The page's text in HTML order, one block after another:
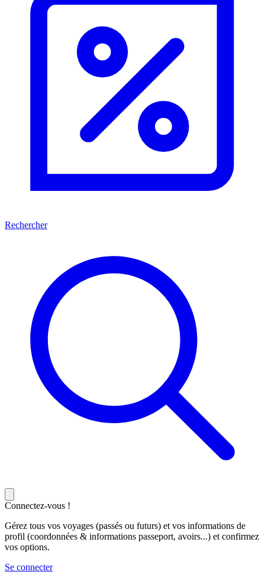
Rechercher
Connectez-vous !
Gérez tous vos voyages (passés ou futurs) et vos informations de
profil (coordonnées & informations passeport, avoirs...) et confirmez
vos options.
Se connecter